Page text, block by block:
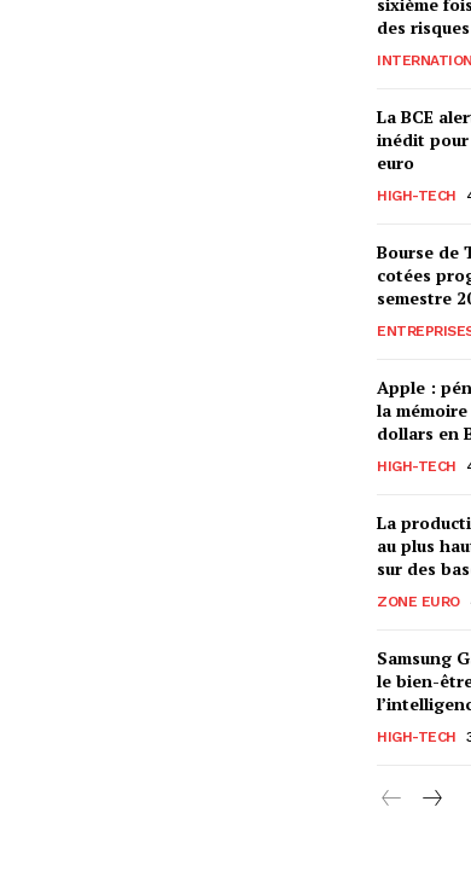
des
La BCE
inédit pour
euro
HIGH-TECH
Bourse de
cotées
semestre
Apple :
la
dollars en
HIGH-TECH
La
au plus
sur des
ZONE EURO
Samsung
le bien-
HIGH-TECH